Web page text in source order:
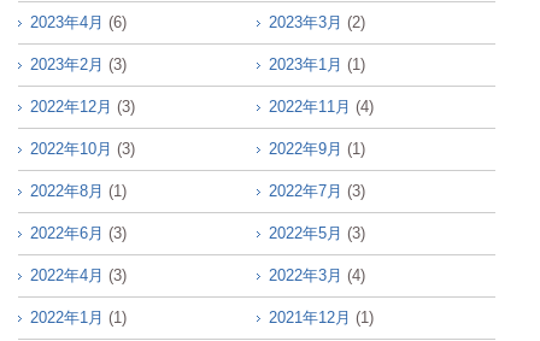
2023年4月 (6) 2023年3月 (2)
2023年2月 (3) 2023年1月 (1)
2022年12月 (3) 2022年11月 (4)
2022年10月 (3) 2022年9月 (1)
2022年8月 (1) 2022年7月 (3)
2022年6月 (3) 2022年5月 (3)
2022年4月 (3) 2022年3月 (4)
2022年1月 (1) 2021年12月 (1)